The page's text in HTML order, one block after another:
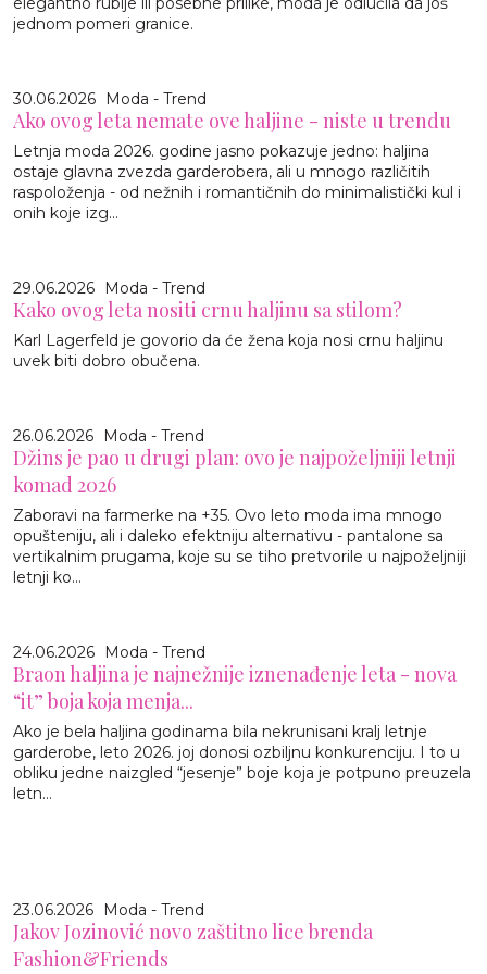
jednom pomeri granice.
30.06.2026 Moda - Trend
Ako ovog leta nemate ove haljine - niste u trendu
Letnja moda 2026. godine jasno pokazuje jedno: haljina
ostaje glavna zvezda garderobera, ali u mnogo različitih
raspoloženja - od nežnih i romantičnih do minimalistički kul i
onih koje izg...
29.06.2026 Moda - Trend
Kako ovog leta nositi crnu haljinu sa stilom?
Karl Lagerfeld je govorio da će žena koja nosi crnu haljinu
uvek biti dobro obučena.
26.06.2026 Moda - Trend
Džins je pao u drugi plan: ovo je najpoželjniji letnji
komad 2026
Zaboravi na farmerke na +35. Ovo leto moda ima mnogo
opušteniju, ali i daleko efektniju alternativu - pantalone sa
vertikalnim prugama, koje su se tiho pretvorile u najpoželjniji
letnji ko...
24.06.2026 Moda - Trend
Braon haljina je najnežnije iznenađenje leta - nova
“it” boja koja menja...
Ako je bela haljina godinama bila nekrunisani kralj letnje
garderobe, leto 2026. joj donosi ozbiljnu konkurenciju. I to u
obliku jedne naizgled “jesenje” boje koja je potpuno preuzela
letn...
23.06.2026 Moda - Trend
Jakov Jozinović novo zaštitno lice brenda
Fashion&Friends